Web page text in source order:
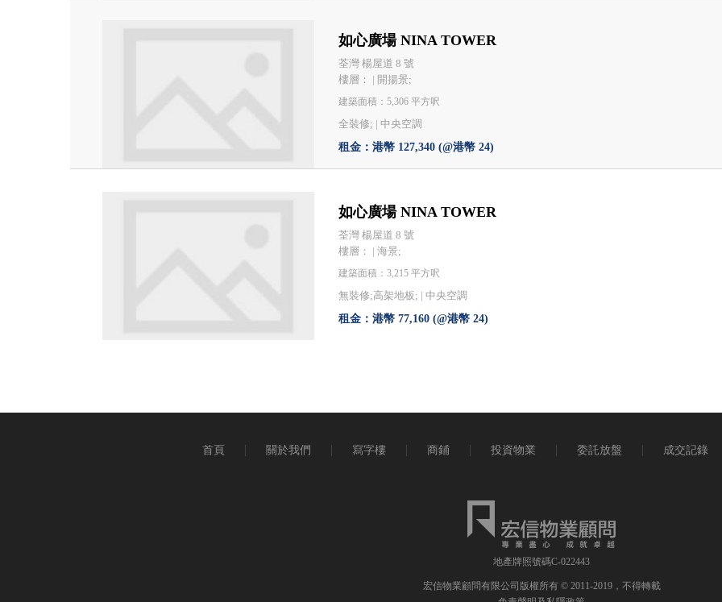
如心廣場 NINA TOWER
荃灣 楊屋道 8 號
樓層： | 開揚景;
建築面積：5,306 平方呎
全裝修; |中央空調
租金：港幣 127,340 (@港幣 24)
如心廣場 NINA TOWER
荃灣 楊屋道 8 號
樓層： | 海景;
建築面積：3,215 平方呎
無裝修;高架地板; |中央空調
租金：港幣 77,160 (@港幣 24)
首頁 關於我們 寫字樓 商鋪 投資物業 委託放盤 成交記錄
地產牌照號碼C-022443
宏信物業顧問有限公司版權所有 © 2011-2019，不得轉載